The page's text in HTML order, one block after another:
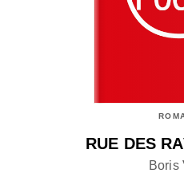
RUE DES
Boris